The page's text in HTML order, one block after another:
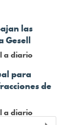
las
Gesell
a diario
para
de
a diario